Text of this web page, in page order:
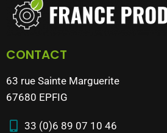
CONTACT
63 rue Sainte Marguerite
67680 EPFIG
33 (0)6 89 07 10 46